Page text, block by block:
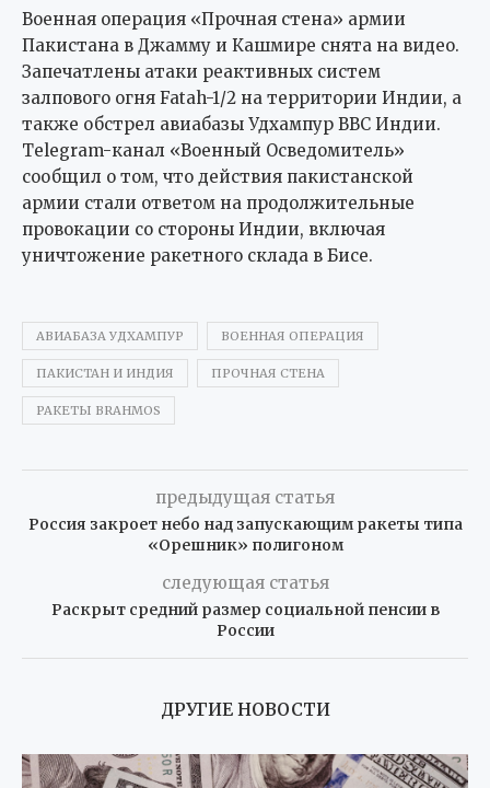
Военная операция «Прочная стена» армии
Пакистана в Джамму и Кашмире снята на видео.
Запечатлены атаки реактивных систем
залпового огня Fatah-1/2 на территории Индии, а
также обстрел авиабазы Удхампур ВВС Индии.
Telegram-канал «Военный Осведомитель»
сообщил о том, что действия пакистанской
армии стали ответом на продолжительные
провокации со стороны Индии, включая
уничтожение ракетного склада в Бисе.
АВИАБАЗА УДХАМПУР ВОЕННАЯ ОПЕРАЦИЯ
ПАКИСТАН И ИНДИЯ ПРОЧНАЯ СТЕНА
РАКЕТЫ BRAHMOS
предыдущая статья
Россия закроет небо над запускающим ракеты типа
«Орешник» полигоном
следующая статья
Раскрыт средний размер социальной пенсии в
России
ДРУГИЕ НОВОСТИ